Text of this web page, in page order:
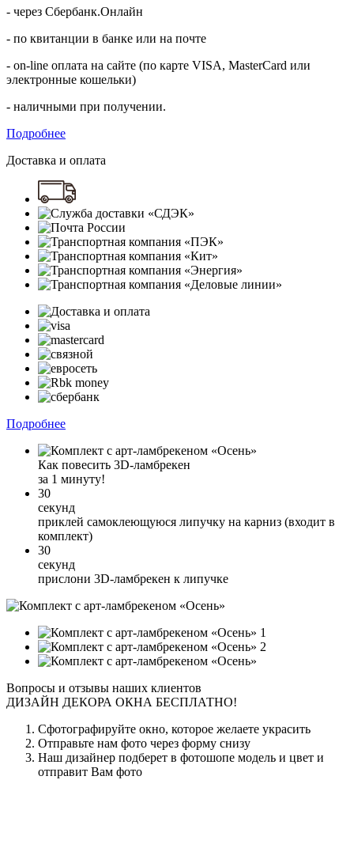
- через Сбербанк.Онлайн
- по квитанции в банке или на почте
- on-line оплата на сайте (по карте VISA, MasterCard или
электронные кошельки)
- наличными при получении.
Подробнее
Доставка и оплата
Подробнее
Как повесить 3D-ламбрекен
за 1 минуту!
30
секунд
приклей самоклеющуюся липучку на карниз (входит в
комплект)
30
секунд
прислони 3D-ламбрекен к липучке
1
2
Вопросы и отзывы наших клиентов
ДИЗАЙН ДЕКОРА ОКНА БЕСПЛАТНО!
Сфотографируйте окно, которое желаете украсить
Отправьте нам фото через форму снизу
Наш дизайнер подберет в фотошопе модель и цвет и
отправит Вам фото